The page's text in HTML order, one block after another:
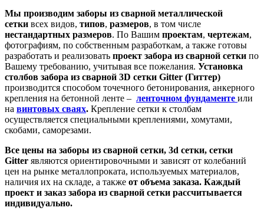
Мы производим заборы из сварной металлической
сетки всех видов, типов, размеров, в том числе
нестандартных размеров. По Вашим проектам, чертежам,
фотографиям, по собственным разработкам, а также готовы
разработать и реализовать проект забора из сварной сетки по
Вашему требованию, учитывая все пожелания. Установка
столбов забора из сварной 3D сетки Gitter (Гиттер)
производится способом точечного бетонирования, анкерного
крепления на бетонной ленте – ленточном фундаменте или
на винтовых сваях. Крепление сетки к столбам
осуществляется специальными креплениями, хомутами,
скобами, саморезами.
Все цены на заборы из сварной сетки, 3d сетки, сетки
Gitter являются ориентировочными и зависят от колебаний
цен на рынке металлопроката, используемых материалов,
наличия их на складе, а также от объема заказа. Каждый
проект и заказ забора из сварной сетки рассчитывается
индивидуально.